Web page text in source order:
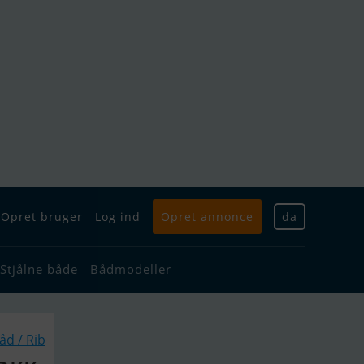
Opret bruger Log ind Opret annonce da
Stjålne både Bådmodeller
/ Rib